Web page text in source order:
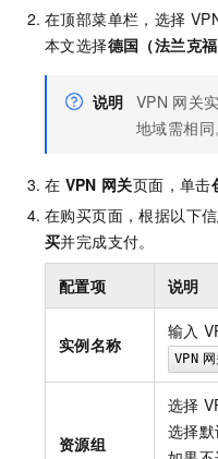
在顶部菜单栏，选择
本文选择德国（法兰克福
说明 VPN 网关
地域需相同
在 VPN 网关页面，单击
在购买页面，根据以下
买并完成支付。
配置项 说明
实例名称
输入
VPN
资源组
选择
选择默